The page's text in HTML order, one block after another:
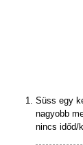
Süss egy
nagyobb
nincs időd/